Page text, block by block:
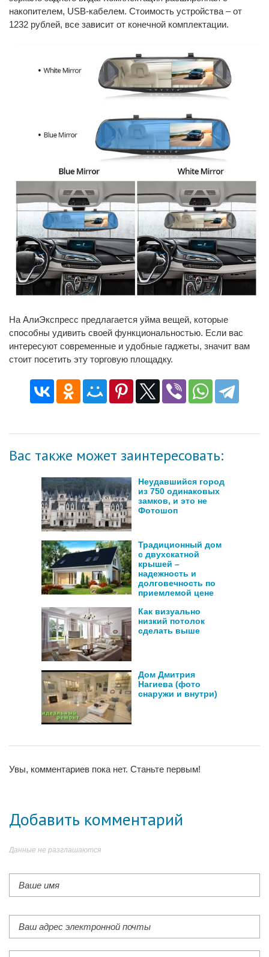
накопителем, USB-кабелем. Стоимость устройства – от
1232 рублей, все зависит от конечной комплектации.
На АлиЭкспресс предлагается уйма вещей, которые
способны удивить своей функциональностью. Если вас
интересуют современные и удобные гаджеты, значит вам
стоит посетить эту торговую площадку.
Вас также может заинтересовать:
Неудавшийся город
из 750 одинаковых
замков, и это не
Фотошоп
Традиционный дом
с двухскатной
крышей –
надежность и
долговечность по
приемлемой цене
Как визуально
низкий потолок
сделать выше
Дом Дмитрия
Нагиева (фото
снаружи и внутри)
Увы, комментариев пока нет. Станьте первым!
Добавить комментарий
Данные не разглашаются